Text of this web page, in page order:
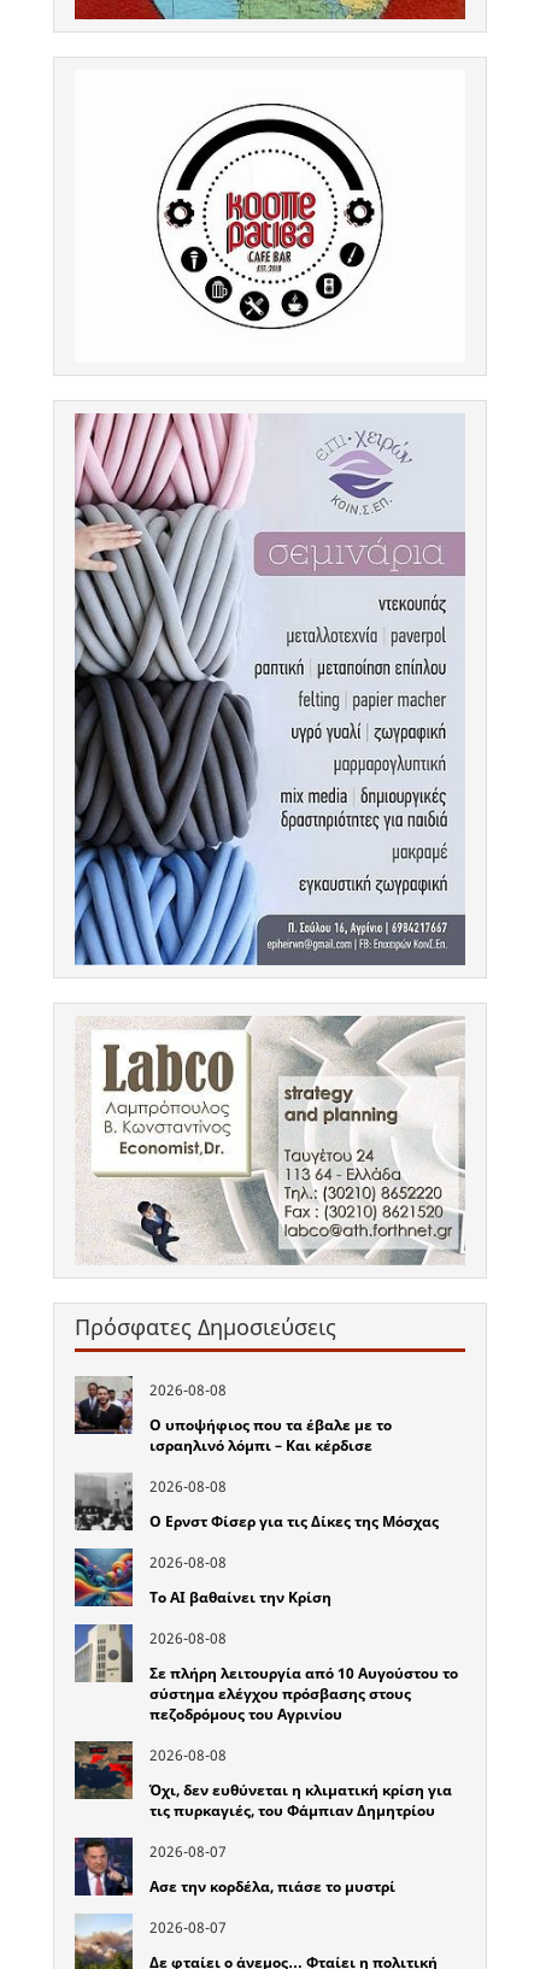
Πρόσφατες Δημοσιεύσεις
2026-08-08
Ο υποψήφιος που τα έβαλε με το
ισραηλινό λόμπι – Και κέρδισε
2026-08-08
Ο Ερνστ Φίσερ για τις Δίκες της Μόσχας
2026-08-08
Το ΑΙ βαθαίνει την Κρίση
2026-08-08
Σε πλήρη λειτουργία από 10 Αυγούστου το
σύστημα ελέγχου πρόσβασης στους
πεζοδρόμους του Αγρινίου
2026-08-08
Όχι, δεν ευθύνεται η κλιματική κρίση για
τις πυρκαγιές, του Φάμπιαν Δημητρίου
2026-08-07
Ασε την κορδέλα, πιάσε το μυστρί
2026-08-07
Δε φταίει ο άνεμος… Φταίει η πολιτική